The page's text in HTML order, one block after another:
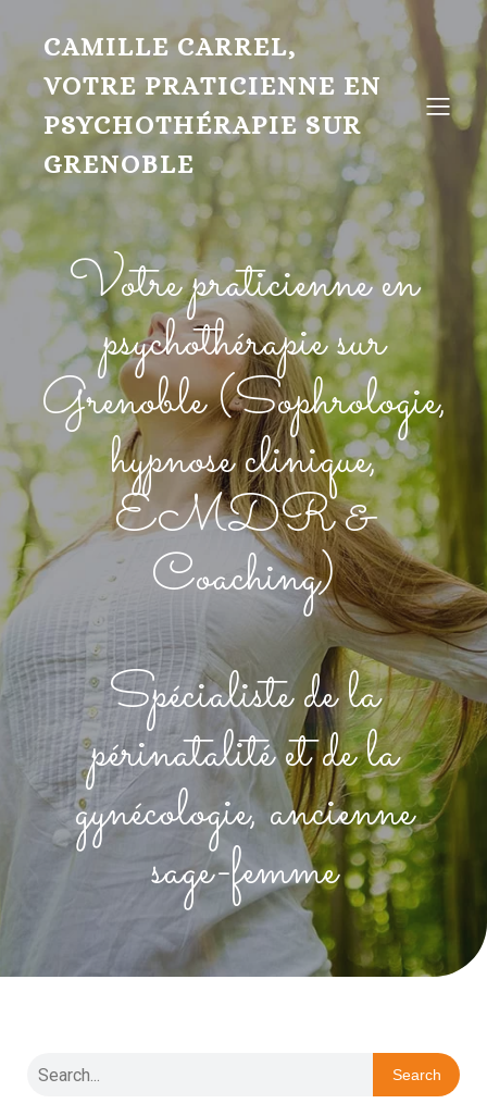
CAMILLE CARREL,
VOTRE PRATICIENNE EN
PSYCHOTHÉRAPIE SUR
GRENOBLE
Votre praticienne en
psychothérapie sur
Grenoble (Sophrologie,
hypnose clinique,
EMDR &
Coaching)
Spécialiste de la
périnatalité et de la
gynécologie, ancienne
sage-femme
Search